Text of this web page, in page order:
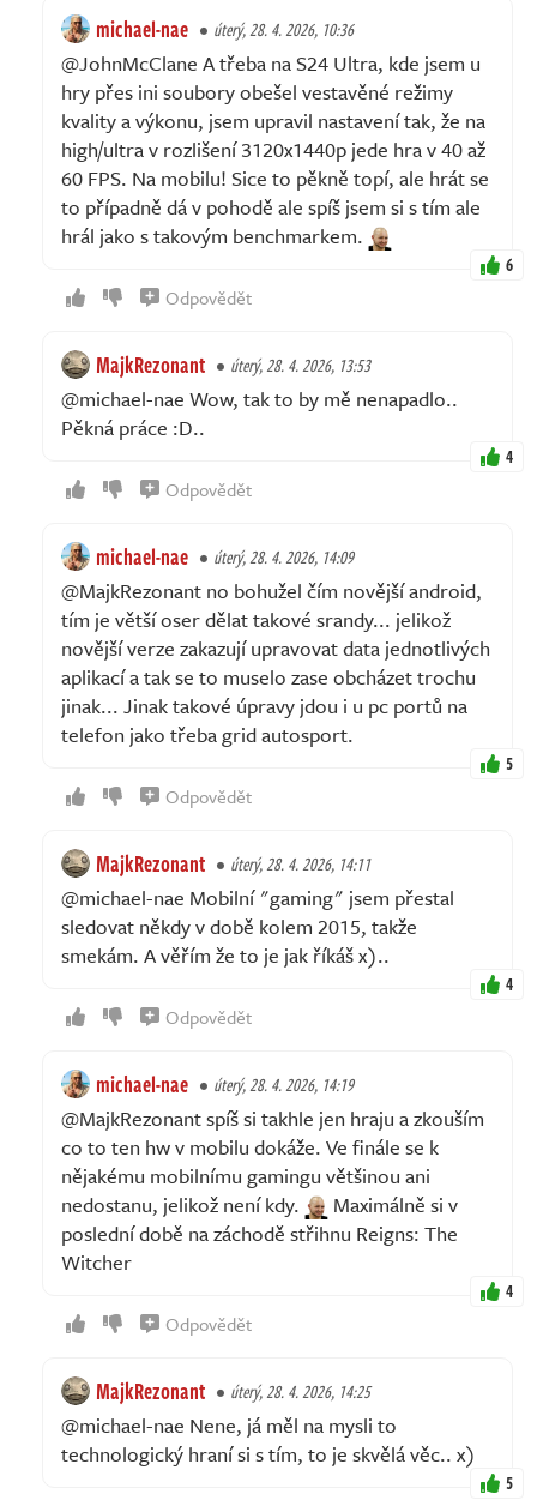
michael-nae úterý, 28. 4. 2026, 10:36
@JohnMcClane A třeba na S24 Ultra, kde jsem u
hry přes ini soubory obešel vestavěné režimy
kvality a výkonu, jsem upravil nastavení tak, že na
high/ultra v rozlišení 3120x1440p jede hra v 40 až
60 FPS. Na mobilu! Sice to pěkně topí, ale hrát se
to případně dá v pohodě ale spíš jsem si s tím ale
hrál jako s takovým benchmarkem.
6
Odpovědět
MajkRezonant úterý, 28. 4. 2026, 13:53
@michael-nae Wow, tak to by mě nenapadlo..
Pěkná práce :D..
4
Odpovědět
michael-nae úterý, 28. 4. 2026, 14:09
@MajkRezonant no bohužel čím novější android,
tím je větší oser dělat takové srandy... jelikož
novější verze zakazují upravovat data jednotlivých
aplikací a tak se to muselo zase obcházet trochu
jinak... Jinak takové úpravy jdou i u pc portů na
telefon jako třeba grid autosport.
5
Odpovědět
MajkRezonant úterý, 28. 4. 2026, 14:11
@michael-nae Mobilní "gaming" jsem přestal
sledovat někdy v době kolem 2015, takže
smekám. A věřím že to je jak říkáš x)..
4
Odpovědět
michael-nae úterý, 28. 4. 2026, 14:19
@MajkRezonant spíš si takhle jen hraju a zkouším
co to ten hw v mobilu dokáže. Ve finále se k
nějakému mobilnímu gamingu většinou ani
nedostanu, jelikož není kdy.
Maximálně si v
poslední době na záchodě střihnu Reigns: The
Witcher
4
Odpovědět
MajkRezonant úterý, 28. 4. 2026, 14:25
@michael-nae Nene, já měl na mysli to
technologický hraní si s tím, to je skvělá věc.. x)
5